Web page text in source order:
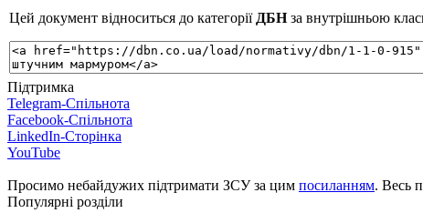
Цей документ відноситься до категорії ДБНза внутрішньою
Підтримка
Telegram-Спільнота
Facebook-Спільнота
LinkedIn-Сторінка
YouTube
Просимо небайдужих підтримати ЗСУ за цим посиланням. Весь
Популярні розділи